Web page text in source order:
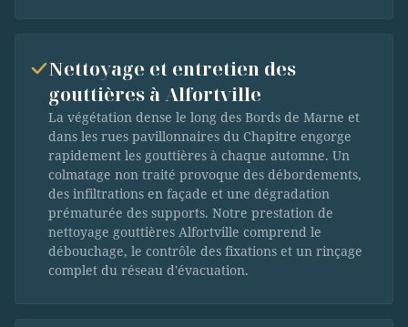
Nettoyage et entretien des
gouttières à Alfortville
La végétation dense le long des Bords de Marne et
dans les rues pavillonnaires du Chapitre engorge
rapidement les gouttières à chaque automne. Un
colmatage non traité provoque des débordements,
des infiltrations en façade et une dégradation
prématurée des supports. Notre prestation de
nettoyage gouttières Alfortville comprend le
débouchage, le contrôle des fixations et un rinçage
complet du réseau d'évacuation.